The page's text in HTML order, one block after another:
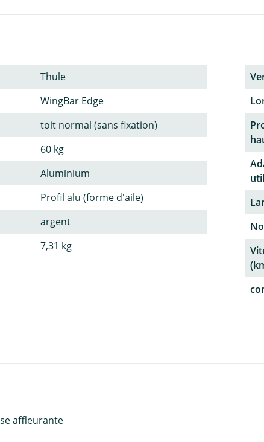
Thule
WingBar Edge
toit normal (sans fixation)
60 kg
Aluminium
Profil alu (forme d'aile)
argent
7,31 kg
affleurante